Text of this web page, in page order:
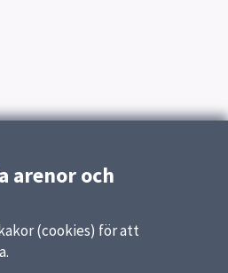
arenor och
(cookies) för att